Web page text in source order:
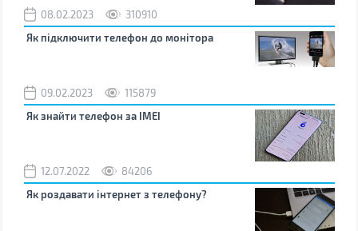
08.02.2023
310910
Як підключити телефон до монітора
09.02.2023
115879
Як знайти телефон за IMEI
12.07.2022
84206
Як роздавати інтернет з телефону?